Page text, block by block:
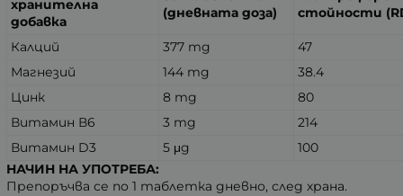
хранителна
добавка
(дневната доза)
стойности
Калций 377 mg
47
Магнезий
144 mg
38.4
Цинк
8 mg
80
Витамин В6
3 mg
214
Витамин D3
5 μg
100
НАЧИН НА УПОТРЕБА:
Препоръчва се по 1 таблетка дневно, след храна.